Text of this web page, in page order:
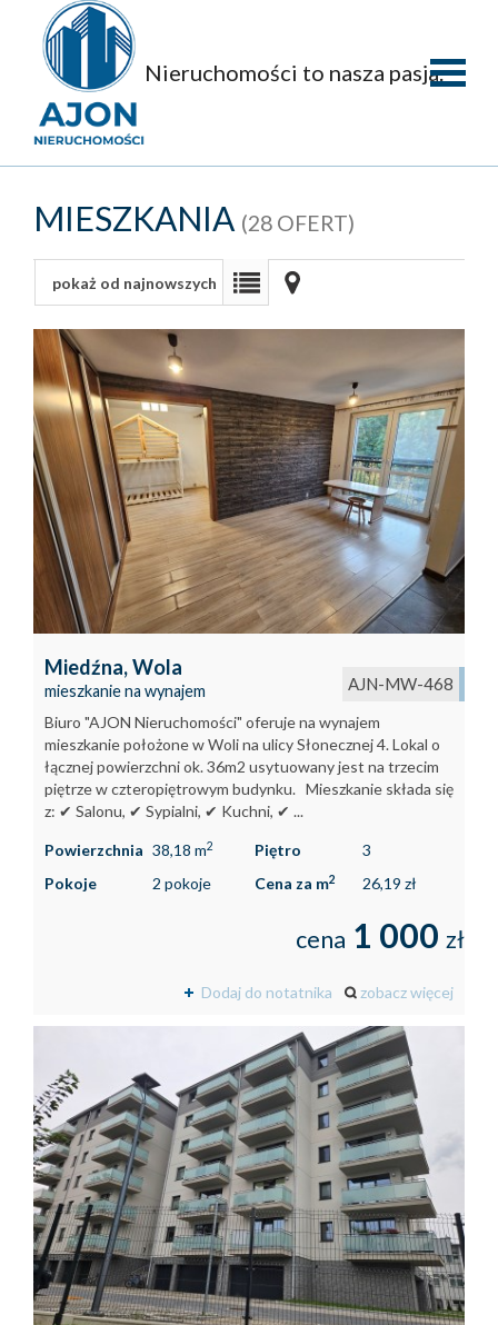
Nieruchomości to nasza pasja.
Dzialki
Obiekty
Kontakt
Kredyty
MIESZKANIA (28 OFERT)
pokaż od najnowszych
Miedźna,Wola
mieszkanie na wynajem AJN-MW-468
Biuro "AJON Nieruchomości" oferuje na wynajem
mieszkanie położone w Woli na ulicy Słonecznej 4. Lokal o
łącznej powierzchni ok. 36m2 usytuowany jest na trzecim
piętrze w czteropiętrowym budynku. Mieszkanie składa się
z: ✔ Salonu, ✔ Sypialni, ✔ Kuchni, ✔ ...
Powierzchnia 38,18 m2 Piętro
3
Pokoje
2 pokoje Cena za m2 26,19 zł
cena 1 000 zł
Dodaj do notatnika zobacz więcej